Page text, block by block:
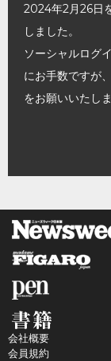
2024年2月26日
しました。
ソーシャルログ
にお手数ですが
をお願いいたしま
会社概要
会員規約